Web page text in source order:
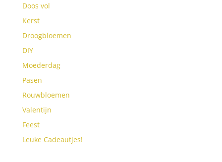
Doos vol
Kerst
Droogbloemen
DIY
Moederdag
Pasen
Rouwbloemen
Valentijn
Feest
Leuke Cadeautjes!